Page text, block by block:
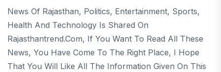
News Of Rajasthan, Politics, Entertainment, Sports,
Health And Technology Is Shared On
Rajasthantrend.com, If You Want To Read All These
News, You Have Come To The Right Place, I Hope
That You Will Like All The Information Given On This